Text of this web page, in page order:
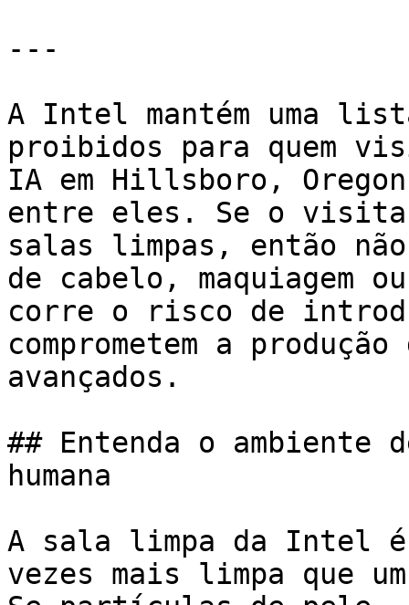
---
A Intel mantém uma
proibidos para quem
IA em Hillsboro,
entre eles. Se o
salas limpas, então
de cabelo, maquiagem
corre o risco de
comprometem a
avançados.
## Entenda o ambiente
humana
A sala limpa da Intel
vezes mais limpa que